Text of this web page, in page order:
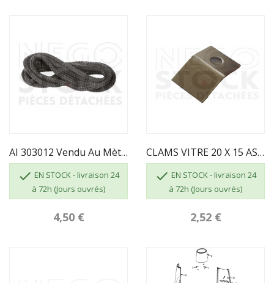
AI 303012 Vendu Au Mètre - JOINT TRESSE...
 EN STOCK - livraison 24
à 72h (Jours ouvrés)
4,50 €
CLAMS VITRE 20 X 15 AS700262 INVICTA
 EN STOCK - livraison 24
à 72h (Jours ouvrés)
2,52 €